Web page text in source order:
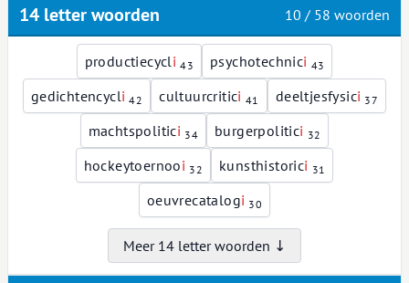
14 letter woorden 10 / 58 woorden
productiecycli 43 psychotechnici 43
gedichtencycli 42 cultuurcritici 41 deeltjesfysici 37
machtspolitici 34 burgerpolitici 32
hockeytoernooi 32 kunsthistorici 31
oeuvrecatalogi 30
Meer 14 letter woorden ↓